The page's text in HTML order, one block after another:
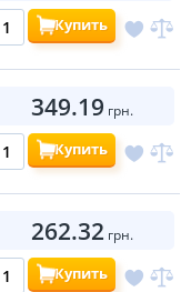
Купить
349.19 грн.
Купить
262.32 грн.
Купить